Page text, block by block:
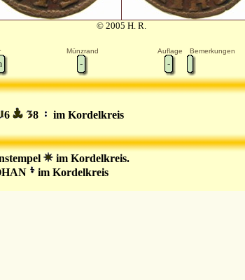
© 2005 H. R.
Münzrand Auflage Bemerkungen
- -
6 8 im Kordelkreis
im Kordelkreis.
im Kordelkreis